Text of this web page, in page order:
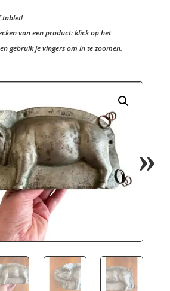
tablet!
van een product: klick op het
gebruik je vingers om in te zoomen.